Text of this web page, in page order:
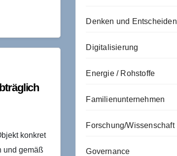
konkret
und gemäß
Denken und Entscheiden
Digitalisierung
Energie / Rohstoffe
Familienunternehmen
Forschung/Wissenschaft
Governance